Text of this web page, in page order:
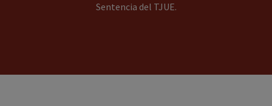
Sentencia del TJUE.